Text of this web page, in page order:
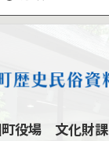
町役場 文化財課